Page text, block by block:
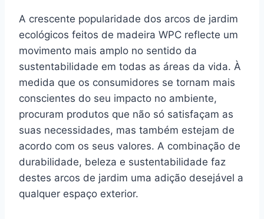
A crescente popularidade dos arcos de jardim
ecológicos feitos de madeira WPC reflecte um
movimento mais amplo no sentido da
sustentabilidade em todas as áreas da vida. À
medida que os consumidores se tornam mais
conscientes do seu impacto no ambiente,
procuram produtos que não só satisfaçam as
suas necessidades, mas também estejam de
acordo com os seus valores. A combinação de
durabilidade, beleza e sustentabilidade faz
destes arcos de jardim uma adição desejável a
qualquer espaço exterior.